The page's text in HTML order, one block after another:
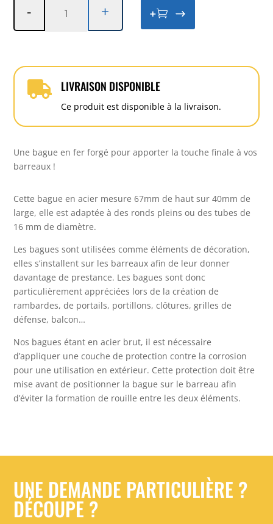
-
Bague
x
L.40mm
+ +
 LIVRAISON DISPONIBLE
Ce produit est disponible à la livraison.
Une bague en fer forgé pour apporter la touche finale à vos
barreaux !
Cette bague en acier mesure 67mm de haut sur 40mm de
large, elle est adaptée à des ronds pleins ou des tubes de
16 mm de diamètre.
Les bagues sont utilisées comme éléments de décoration,
elles s’installent sur les barreaux afin de leur donner
davantage de prestance. Les bagues sont donc
particulièrement appréciées lors de la création de
rambardes, de portails, portillons, clôtures, grilles de
défense, balcon…
Nos bagues étant en acier brut, il est nécessaire
d’appliquer une couche de protection contre la corrosion
pour une utilisation en extérieur. Cette protection doit être
mise avant de positionner la bague sur le barreau afin
d’éviter la formation de rouille entre les deux éléments.
UNE DEMANDE PARTICULIÈRE ?
DÉCOUPE ?